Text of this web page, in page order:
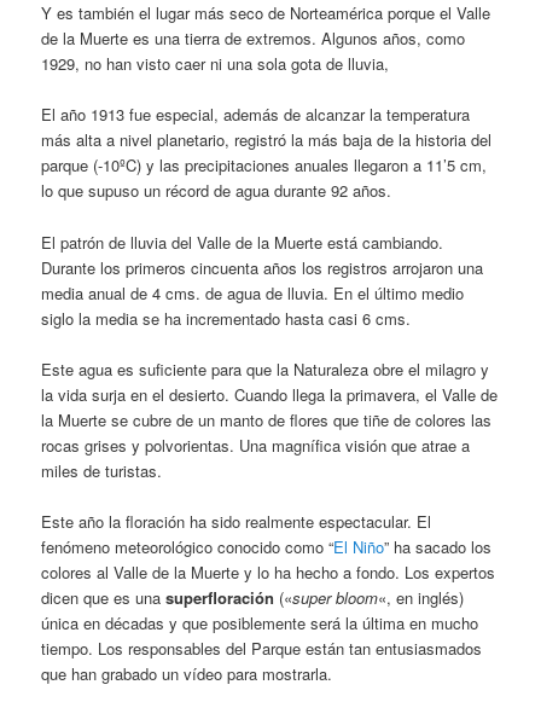
Y es también el lugar más seco de Norteamérica porque el Valle
de la Muerte es una tierra de extremos. Algunos años, como
1929, no han visto caer ni una sola gota de lluvia,
El año 1913 fue especial, además de alcanzar la temperatura
más alta a nivel planetario, registró la más baja de la historia del
parque (-10ºC) y las precipitaciones anuales llegaron a 11’5 cm,
lo que supuso un récord de agua durante 92 años.
El patrón de lluvia del Valle de la Muerte está cambiando.
Durante los primeros cincuenta años los registros arrojaron una
media anual de 4 cms. de agua de lluvia. En el último medio
siglo la media se ha incrementado hasta casi 6 cms.
Este agua es suficiente para que la Naturaleza obre el milagro y
la vida surja en el desierto. Cuando llega la primavera, el Valle de
la Muerte se cubre de un manto de flores que tiñe de colores las
rocas grises y polvorientas. Una magnífica visión que atrae a
miles de turistas.
Este año la floración ha sido realmente espectacular. El
fenómeno meteorológico conocido como “El Niño” ha sacado los
colores al Valle de la Muerte y lo ha hecho a fondo. Los expertos
dicen que es unasuperfloración («super bloom«, en inglés)
única en décadas y que posiblemente será la última en mucho
tiempo. Los responsables del Parque están tan entusiasmados
que han grabado un vídeo para mostrarla.